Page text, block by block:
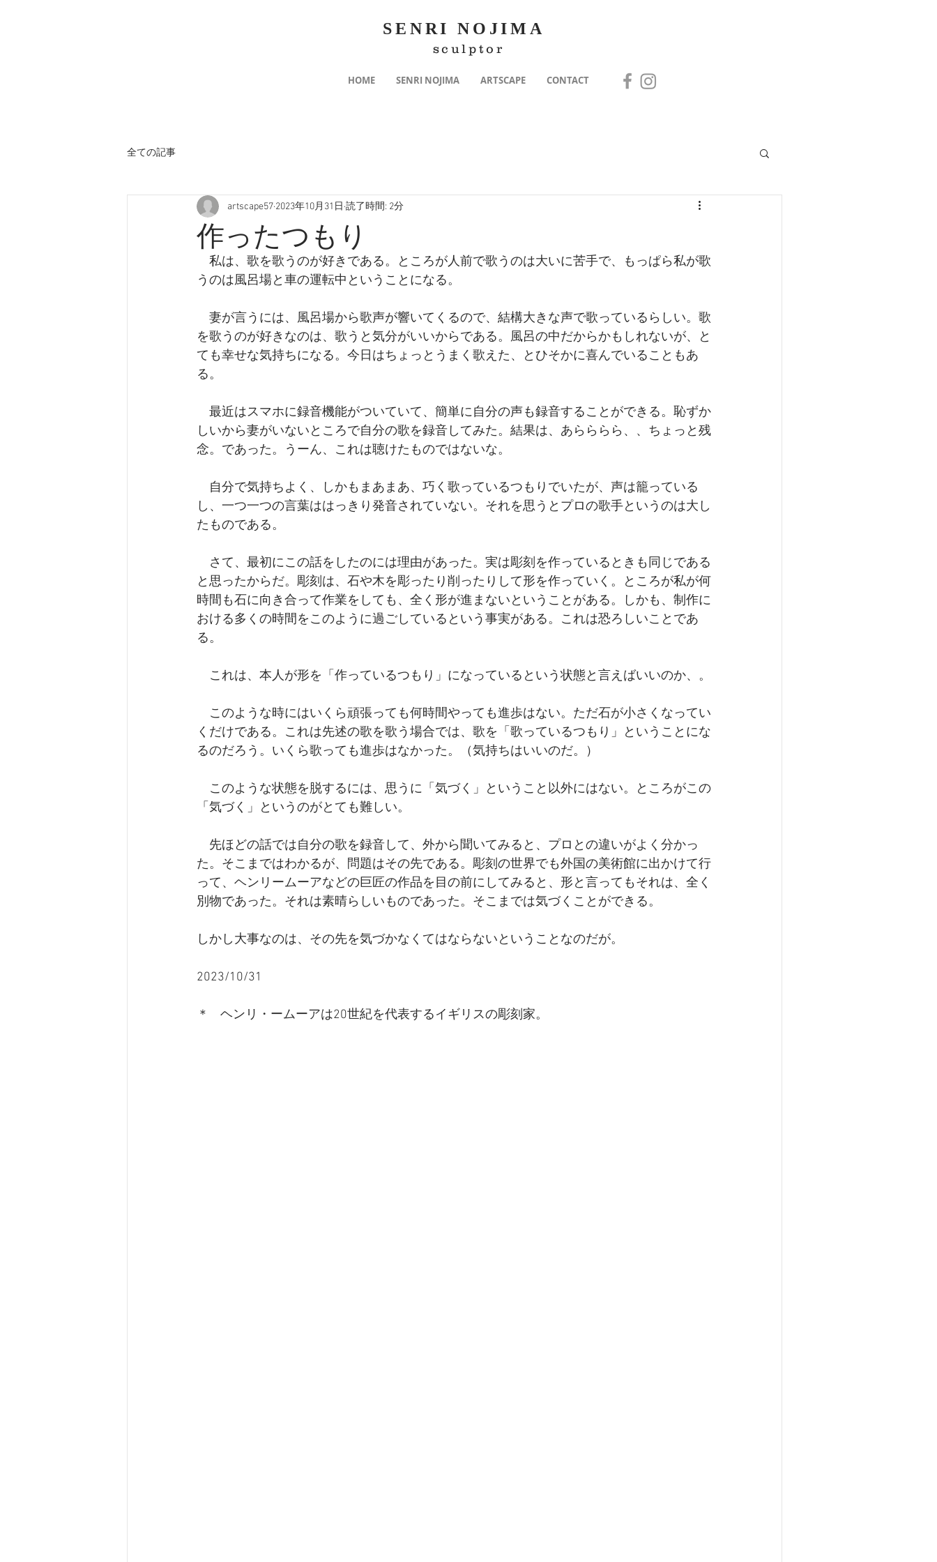
SENRI NOJIMA
sculptor
HOME SENRI NOJIMA ARTSCAPE CONTACT
全ての記事
作ったつもり
artscape57 2023年10月31日 読了時間: 2分
私は、歌を歌うのが好きである。ところが人前で歌うのは大いに苦手で、もっぱら私が歌
うのは風呂場と車の運転中ということになる。
妻が言うには、風呂場から歌声が響いてくるので、結構大きな声で歌っているらしい。歌
を歌うのが好きなのは、歌うと気分がいいからである。風呂の中だからかもしれないが、と
ても幸せな気持ちになる。今日はちょっとうまく歌えた、とひそかに喜んでいることもあ
る。
最近はスマホに録音機能がついていて、簡単に自分の声も録音することができる。恥ずか
しいから妻がいないところで自分の歌を録音してみた。結果は、あらららら、、ちょっと残
念。であった。うーん、これは聴けたものではないな。
自分で気持ちよく、しかもまあまあ、巧く歌っているつもりでいたが、声は籠っている
し、一つ一つの言葉ははっきり発音されていない。それを思うとプロの歌手というのは大し
たものである。
さて、最初にこの話をしたのには理由があった。実は彫刻を作っているときも同じである
と思ったからだ。彫刻は、石や木を彫ったり削ったりして形を作っていく。ところが私が何
時間も石に向き合って作業をしても、全く形が進まないということがある。しかも、制作に
おける多くの時間をこのように過ごしているという事実がある。これは恐ろしいことであ
る。
これは、本人が形を「作っているつもり」になっているという状態と言えばいいのか、。
このような時にはいくら頑張っても何時間やっても進歩はない。ただ石が小さくなってい
くだけである。これは先述の歌を歌う場合では、歌を「歌っているつもり」ということにな
るのだろう。いくら歌っても進歩はなかった。（気持ちはいいのだ。）
このような状態を脱するには、思うに「気づく」ということ以外にはない。ところがこの
「気づく」というのがとても難しい。
先ほどの話では自分の歌を録音して、外から聞いてみると、プロとの違いがよく分かっ
た。そこまではわかるが、問題はその先である。彫刻の世界でも外国の美術館に出かけて行
って、ヘンリームーアなどの巨匠の作品を目の前にしてみると、形と言ってもそれは、全く
別物であった。それは素晴らしいものであった。そこまでは気づくことができる。
しかし大事なのは、その先を気づかなくてはならないということなのだが。
2023/10/31
＊    ヘンリ・ームーアは20世紀を代表するイギリスの彫刻家。